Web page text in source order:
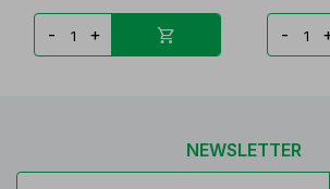
- + -
NEWSLETTER